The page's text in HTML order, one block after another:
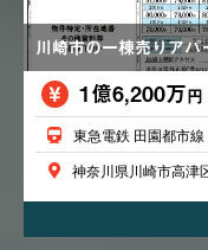
1億6,200万円
東急電鉄 田園都市
神奈川県川崎市高津